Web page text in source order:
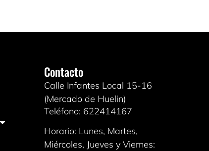
Contacto
Calle Infantes Local 15-16
(Mercado de Huelin)
Teléfono: 622414167
Horario: Lunes, Martes,
Miércoles, Jueves y Viernes: